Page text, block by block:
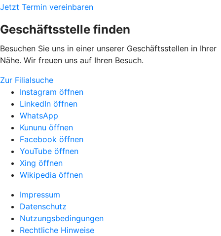
Jetzt Termin vereinbaren
Geschäftsstelle finden
Besuchen Sie uns in einer unserer Geschäftsstellen in Ihrer
Nähe. Wir freuen uns auf Ihren Besuch.
Zur Filialsuche
Instagram öffnen
LinkedIn öffnen
WhatsApp
Kununu öffnen
Facebook öffnen
YouTube öffnen
Xing öffnen
Wikipedia öffnen
Impressum
Datenschutz
Nutzungsbedingungen
Rechtliche Hinweise